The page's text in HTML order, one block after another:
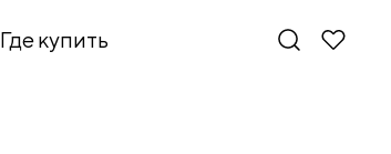
Где купить